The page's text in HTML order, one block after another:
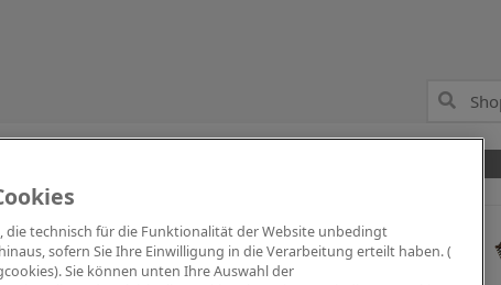
die technisch für die Funktionalität der Website unbedingt
sofern Sie Ihre Einwilligung in die Verarbeitung erteilt haben. (
Sie können unten Ihre Auswahl der